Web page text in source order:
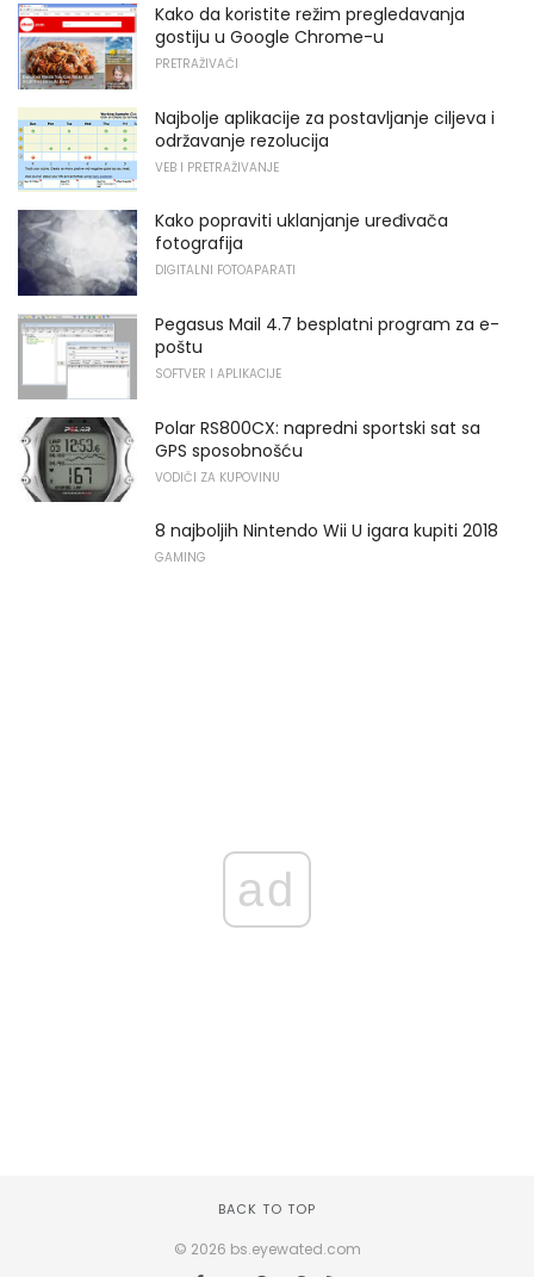
Kako da koristite režim pregledavanja
gostiju u Google Chrome-u
PRETRAŽIVAČI
Najbolje aplikacije za postavljanje ciljeva i
održavanje rezolucija
VEB I PRETRAŽIVANJE
Kako popraviti uklanjanje uređivača
fotografija
DIGITALNI FOTOAPARATI
Pegasus Mail 4.7 besplatni program za e-
poštu
SOFTVER I APLIKACIJE
Polar RS800CX: napredni sportski sat sa
GPS sposobnošću
VODIČI ZA KUPOVINU
8 najboljih Nintendo Wii U igara kupiti 2018
GAMING
ad
BACK TO TOP
© 2026 bs.eyewated.com